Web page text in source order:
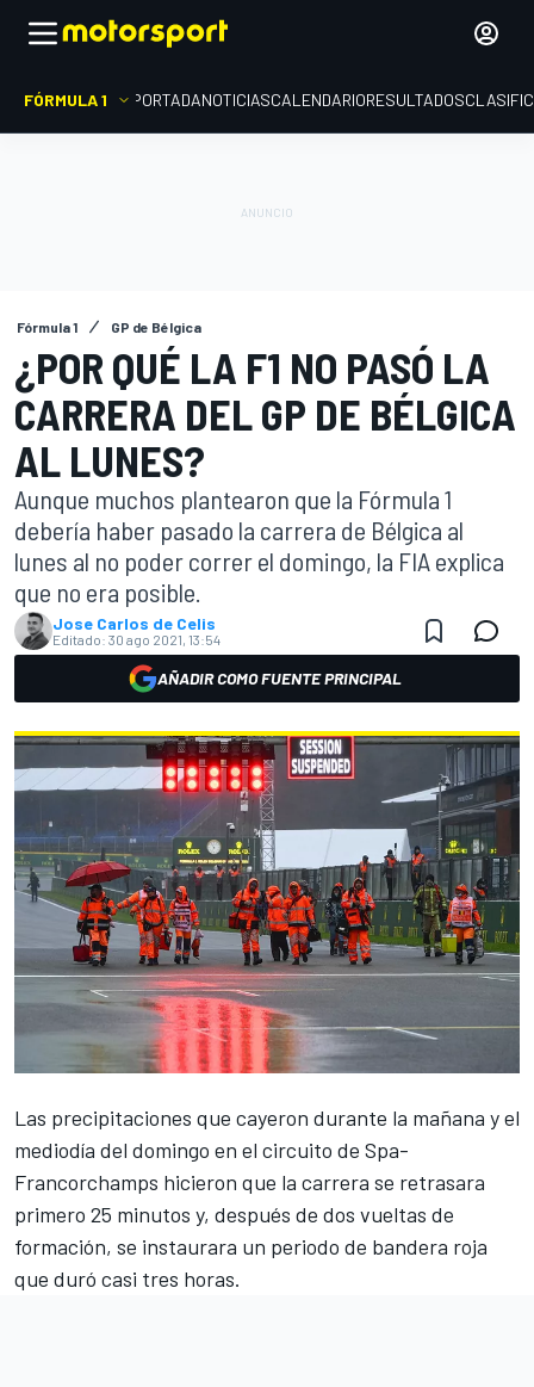
FÓRMULA 1 PORTADANOTICIASCALENDARIORESULTADOS
Fórmula 1 GP de Bélgica
¿POR QUÉ LA F1 NO PASÓ LA
CARRERA DEL GP DE BÉLGICA
AL LUNES?
Aunque muchos plantearon que la Fórmula 1
debería haber pasado la carrera de Bélgica al
lunes al no poder correr el domingo, la FIA explica
que no era posible.
Jose Carlos de Celis
Editado: 30 ago 2021, 13:54
AÑADIR COMO FUENTE PRINCIPAL
Las precipitaciones que cayeron durante la mañana y el
mediodía del domingo en el circuito de Spa-
Francorchamps hicieron que la carrera se retrasara
primero 25 minutos y, después de dos vueltas de
formación, se instaurara un periodo de bandera roja
que duró casi tres horas.